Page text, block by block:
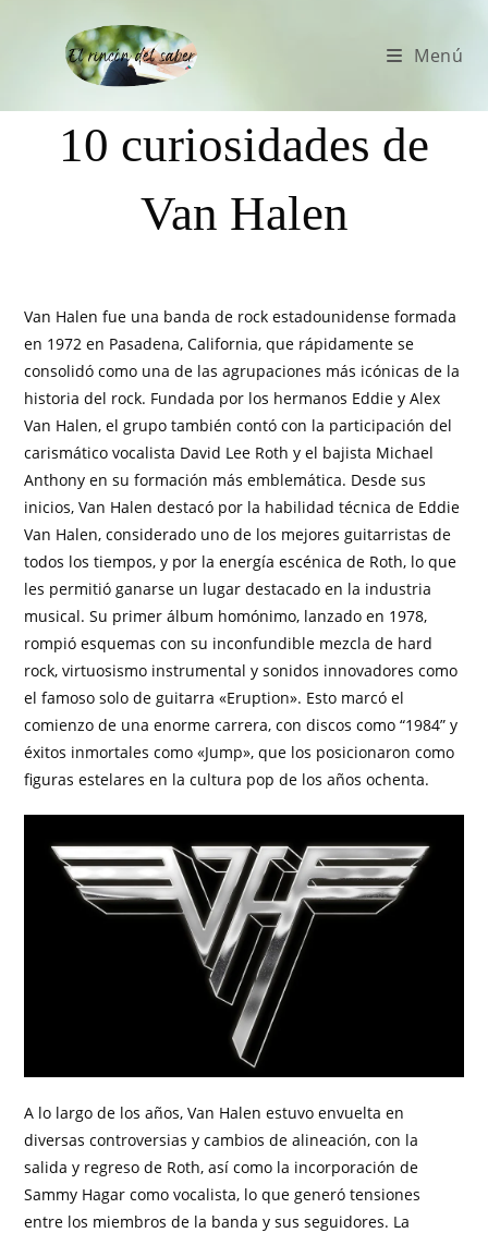
Menú
10 curiosidades de
Van Halen
Van Halen fue una banda de rock estadounidense formada
en 1972 en Pasadena, California, que rápidamente se
consolidó como una de las agrupaciones más icónicas de la
historia del rock. Fundada por los hermanos Eddie y Alex
Van Halen, el grupo también contó con la participación del
carismático vocalista David Lee Roth y el bajista Michael
Anthony en su formación más emblemática. Desde sus
inicios, Van Halen destacó por la habilidad técnica de Eddie
Van Halen, considerado uno de los mejores guitarristas de
todos los tiempos, y por la energía escénica de Roth, lo que
les permitió ganarse un lugar destacado en la industria
musical. Su primer álbum homónimo, lanzado en 1978,
rompió esquemas con su inconfundible mezcla de hard
rock, virtuosismo instrumental y sonidos innovadores como
el famoso solo de guitarra «Eruption». Esto marcó el
comienzo de una enorme carrera, con discos como “1984” y
éxitos inmortales como «Jump», que los posicionaron como
figuras estelares en la cultura pop de los años ochenta.
A lo largo de los años, Van Halen estuvo envuelta en
diversas controversias y cambios de alineación, con la
salida y regreso de Roth, así como la incorporación de
Sammy Hagar como vocalista, lo que generó tensiones
entre los miembros de la banda y sus seguidores. La